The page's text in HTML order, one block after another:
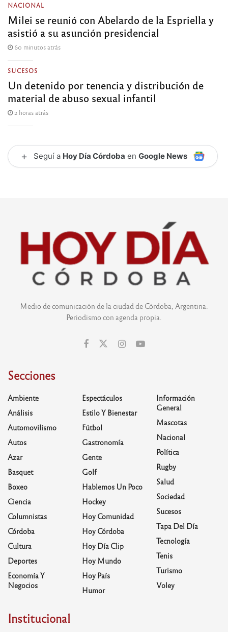
NACIONAL
Milei se reunió con Abelardo de la Espriella y
asistió a su asunción presidencial
60 minutos atrás
SUCESOS
Un detenido por tenencia y distribución de
material de abuso sexual infantil
2 horas atrás
+ Seguí a Hoy Día Córdoba en Google News
Medio de comunicación de la ciudad de Córdoba, Argentina.
Periodismo con agenda propia.
Secciones
Ambiente
Análisis
Automovilismo
Autos
Azar
Basquet
Boxeo
Ciencia
Columnistas
Córdoba
Cultura
Deportes
Economía Y
Negocios
Espectáculos
Estilo Y Bienestar
Fútbol
Gastronomía
Gente
Golf
Hablemos Un Poco
Hockey
Hoy Comunidad
Hoy Córdoba
Hoy Día Clip
Hoy Mundo
Hoy País
Humor
Información
General
Mascotas
Nacional
Política
Rugby
Salud
Sociedad
Sucesos
Tapa Del Día
Tecnología
Tenis
Turismo
Voley
Institucional